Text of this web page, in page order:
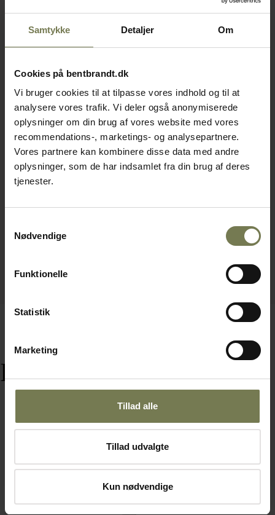
Samtykke Detaljer Om
Cookies på bentbrandt.dk
Vi bruger cookies til at tilpasse vores indhold og til at
analysere vores trafik. Vi deler også anonymiserede
oplysninger om din brug af vores website med vores
recommendations-, marketings- og analysepartnere.
Vores partnere kan kombinere disse data med andre
oplysninger, som de har indsamlet fra din brug af deres
tjenester.
Nødvendige
Funktionelle
Statistik
Marketing
Tillad alle
Tillad udvalgte
Kun nødvendige
Relaterede varer